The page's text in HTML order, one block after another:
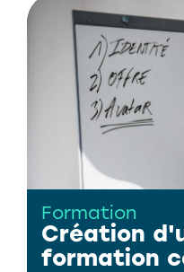
Formation
Création
formation